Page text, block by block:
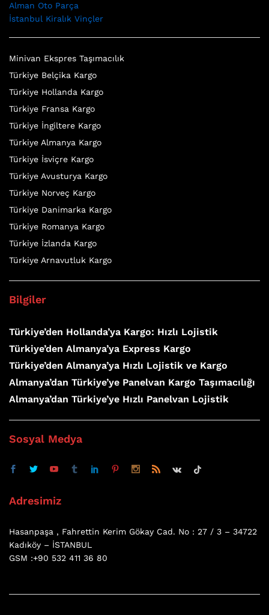
Alman Oto Parça
İstanbul Kiralık Vinçler
Minivan Ekspres Taşımacılık
Türkiye Belçika Kargo
Türkiye Hollanda Kargo
Türkiye Fransa Kargo
Türkiye İngiltere Kargo
Türkiye Almanya Kargo
Türkiye İsviçre Kargo
Türkiye Avusturya Kargo
Türkiye Norveç Kargo
Türkiye Danimarka Kargo
Türkiye Romanya Kargo
Türkiye İzlanda Kargo
Türkiye Arnavutluk Kargo
Bilgiler
Türkiye’den Hollanda’ya Kargo: Hızlı Lojistik
Türkiye’den Almanya’ya Express Kargo
Türkiye’den Almanya’ya Hızlı Lojistik ve Kargo
Almanya’dan Türkiye’ye Panelvan Kargo Taşımacılığı
Almanya’dan Türkiye’ye Hızlı Panelvan Lojistik
Sosyal Medya
Adresimiz
Hasanpaşa , Fahrettin Kerim Gökay Cad. No : 27 / 3 – 34722
Kadıköy – İSTANBUL
GSM :+90 532 411 36 80